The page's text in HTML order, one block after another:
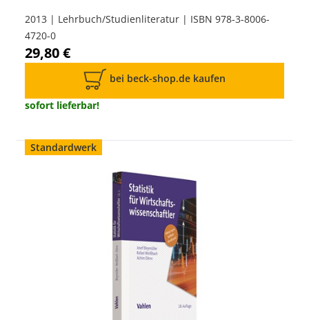
2013 | Lehrbuch/Studienliteratur | ISBN 978-3-8006-
4720-0
29,80 €
bei beck-shop.de kaufen
sofort lieferbar!
Standardwerk